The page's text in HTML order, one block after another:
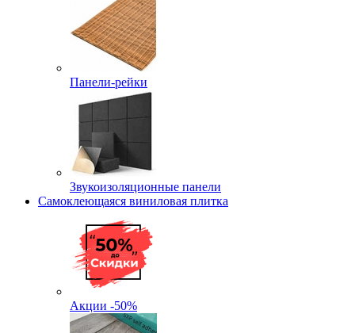
Панели-рейки
Звукоизоляционные панели
Самоклеющаяся виниловая плитка
Акции -50%